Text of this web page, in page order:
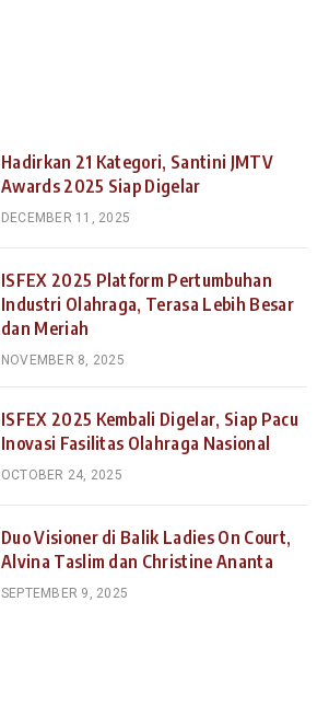
Hadirkan 21 Kategori, Santini JMTV
Awards 2025 Siap Digelar
DECEMBER 11, 2025
ISFEX 2025 Platform Pertumbuhan
Industri Olahraga, Terasa Lebih Besar
dan Meriah
NOVEMBER 8, 2025
ISFEX 2025 Kembali Digelar, Siap Pacu
Inovasi Fasilitas Olahraga Nasional
OCTOBER 24, 2025
Duo Visioner di Balik Ladies On Court,
Alvina Taslim dan Christine Ananta
SEPTEMBER 9, 2025